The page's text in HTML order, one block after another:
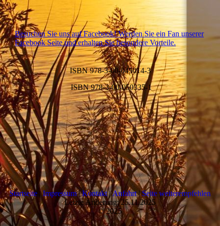
Besuchen Sie uns auf Facebook! Werden Sie ein Fan unserer
Facebook Seite und erhalten Sie besondere Vorteile.
ISBN 978-3-00-045014-3
ISBN 978-3-00-050335-1
Startseite |Impressum|Kontakt|Anfahrt|Seite weiterempfehlen
Letzte Änderung: 25.11.2025
© 2025